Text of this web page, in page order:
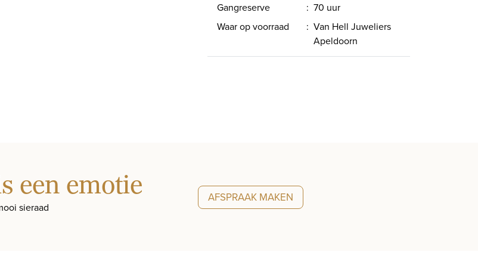
Gangreserve
: 70 uur
Waar op voorraad
: Van Hell Juweliers
Apeldoorn
een emotie
sieraad
AFSPRAAK MAKEN